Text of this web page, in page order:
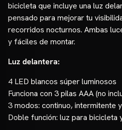
bicicleta que incluye una luz
pensado para mejorar tu
recorridos nocturnos. Ambas
y fáciles de montar.
Luz delantera:
4 LED blancos súper luminosos
Funciona con 3 pilas AAA (no
3 modos: continuo, intermitente
Doble función: luz para bicicleta